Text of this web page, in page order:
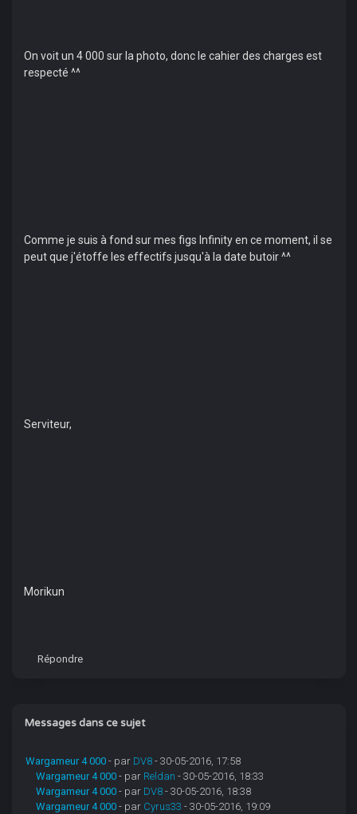
On voit un 4 000 sur la photo, donc le cahier des charges est
respecté ^^
Comme je suis à fond sur mes figs Infinity en ce moment, il se
peut que j'étoffe les effectifs jusqu'à la date butoir ^^
Serviteur,
Morikun
Répondre
Messages dans ce sujet
Wargameur 4 000 - par DV8 - 30-05-2016, 17:58
Wargameur 4 000 - par Reldan - 30-05-2016, 18:33
Wargameur 4 000 - par DV8 - 30-05-2016, 18:38
Wargameur 4 000 - par Cyrus33 - 30-05-2016, 19:09